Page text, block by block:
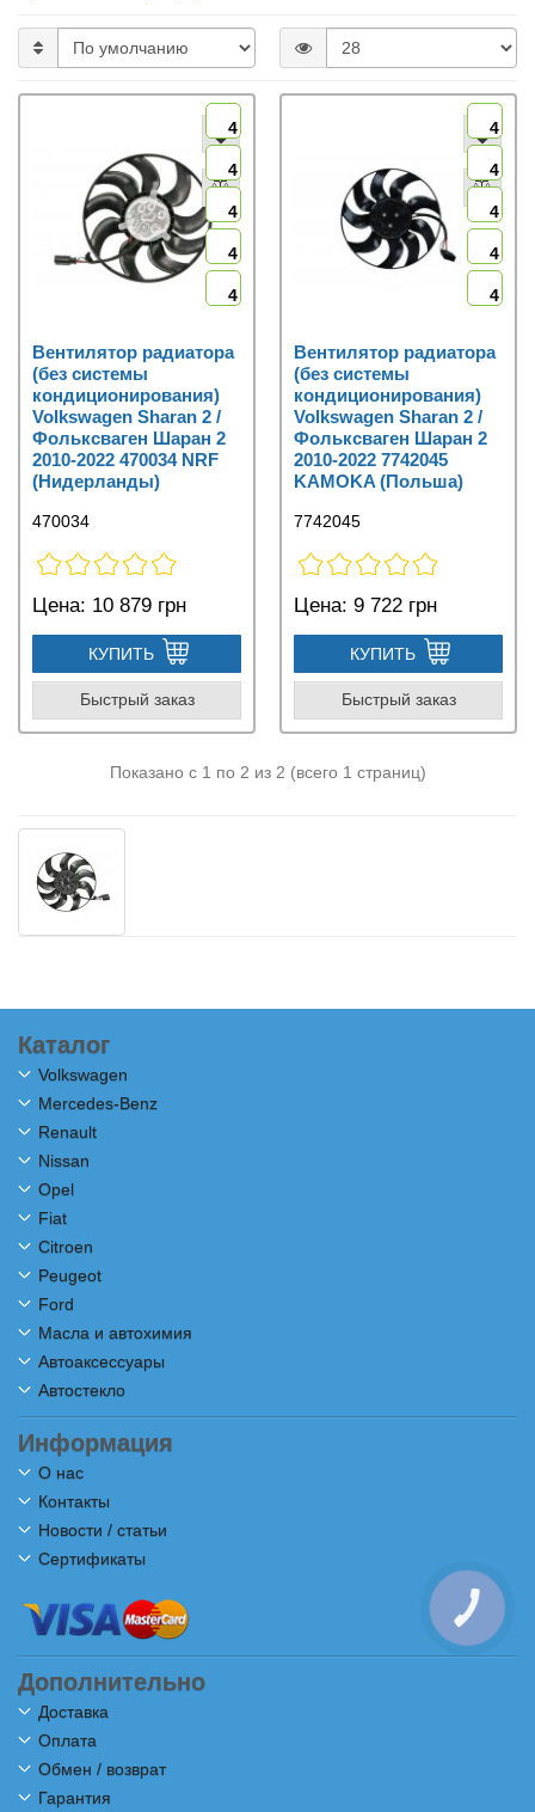
4
4
4
4
4
Вентилятор радиатора
(без системы
кондиционирования)
Volkswagen Sharan 2 /
Фольксваген Шаран 2
2010-2022 470034 NRF
(Нидерланды)
470034
Цена: 10 879 грн
КУПИТЬ
Быстрый заказ
4
4
4
4
4
Вентилятор радиатора
(без системы
кондиционирования)
Volkswagen Sharan 2 /
Фольксваген Шаран 2
2010-2022 7742045
KAMOKA (Польша)
7742045
Цена: 9 722 грн
КУПИТЬ
Быстрый заказ
Показано с 1 по 2 из 2 (всего 1 страниц)
Каталог
Volkswagen
Mercedes-Benz
Renault
Nissan
Opel
Fiat
Citroen
Peugeot
Ford
Масла и автохимия
Автоаксессуары
Автостекло
Информация
О нас
Контакты
Новости / статьи
Сертификаты
Дополнительно
Доставка
Оплата
Обмен / возврат
Гарантия
КНОПКА
СВЯЗИ